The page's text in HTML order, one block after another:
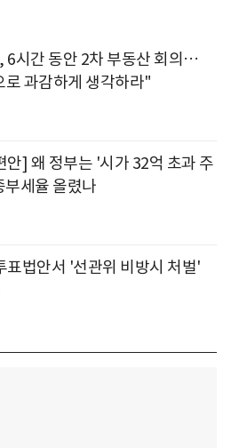
6시간 동안 2차 부동산 회의…
로 과감하게 생각하라"
안] 왜 정부는 '시가 32억 초과 주
부세율 올렸나
표법안서 '선관위 비방시 처벌'